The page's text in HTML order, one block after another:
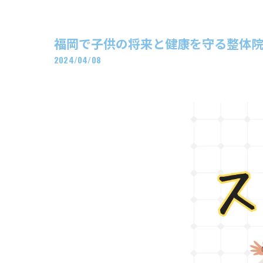
福岡で子供の将来と健康を守る整体院
2024/04/08